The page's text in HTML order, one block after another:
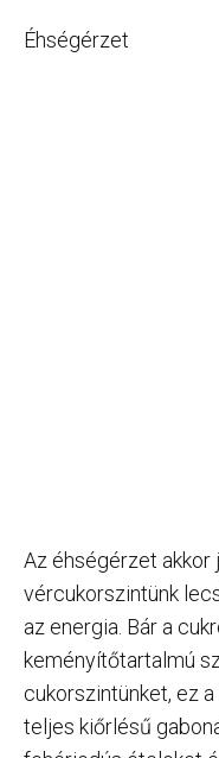
Éhségérzet
Az éhségérzet akkor
vércukorszintünk
az energia. Bár a
keményítőtartalmú
cukorszintünket, ez
teljes kiőrlésű